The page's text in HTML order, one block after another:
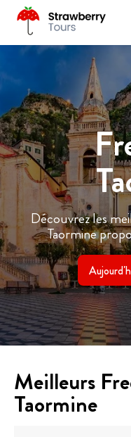
Découvrez les
Taormine
Meilleurs
Taormine